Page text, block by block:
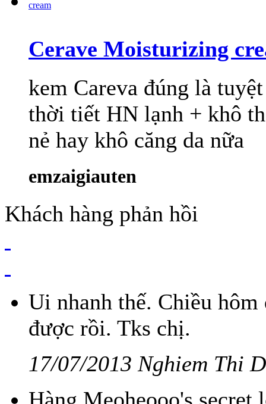
Cerave Moisturizing
kem Careva đúng là
thời tiết HN lạnh + khô
nẻ hay khô căng da nữa
emzaigiauten
Khách hàng phản hồi
Ui nhanh thế. Chiều hôm
được rồi. Tks chị.
17/07/2013 Nghiem Thi